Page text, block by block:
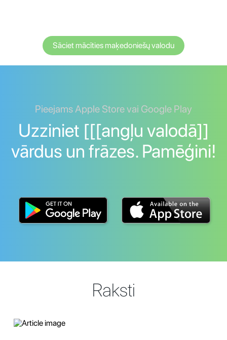
Sāciet mācīties maķedoniešų valodu
Pieejams Apple Store vai Google Play
Uzziniet [[[angļu valodā]]
vārdus un frāzes. Pamēģini!
Raksti